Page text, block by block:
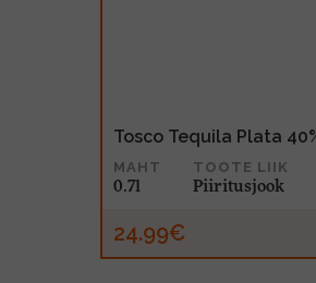
Tosco Tequila Plata
MAHT
0.7l
TOOTE LIIK
Piiritusjook
24.99€